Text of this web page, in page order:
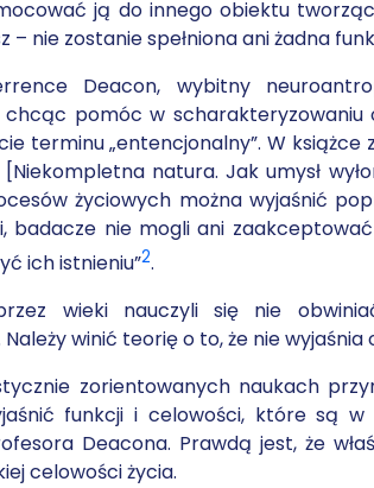
ją do innego obiektu
– nie zostanie spełniona ani żadna
Deacon, wybitny
pomóc w scharakteryzowaniu
terminu „entencjonalny”. W książce
[Niekompletna natura. Jak umysł
życiowych można wyjaśnić
badacze nie mogli ani
ich istnieniu”2.
wieki nauczyli się nie
winić teorię o to, że nie
zorientowanych naukach
funkcji i celowości, które są w
Deacona. Prawdą jest, że
celowości życia.